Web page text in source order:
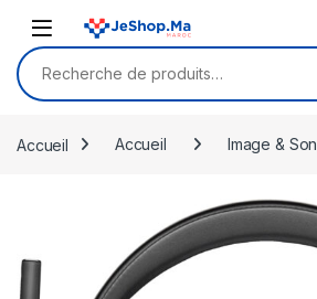
Recherche pour :
Accueil Accueil Image & Son